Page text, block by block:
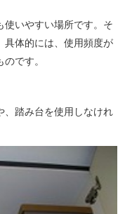
使いやすい場所です。そ
具体的には、使用頻度が
です。
、踏み台を使用しなけれ